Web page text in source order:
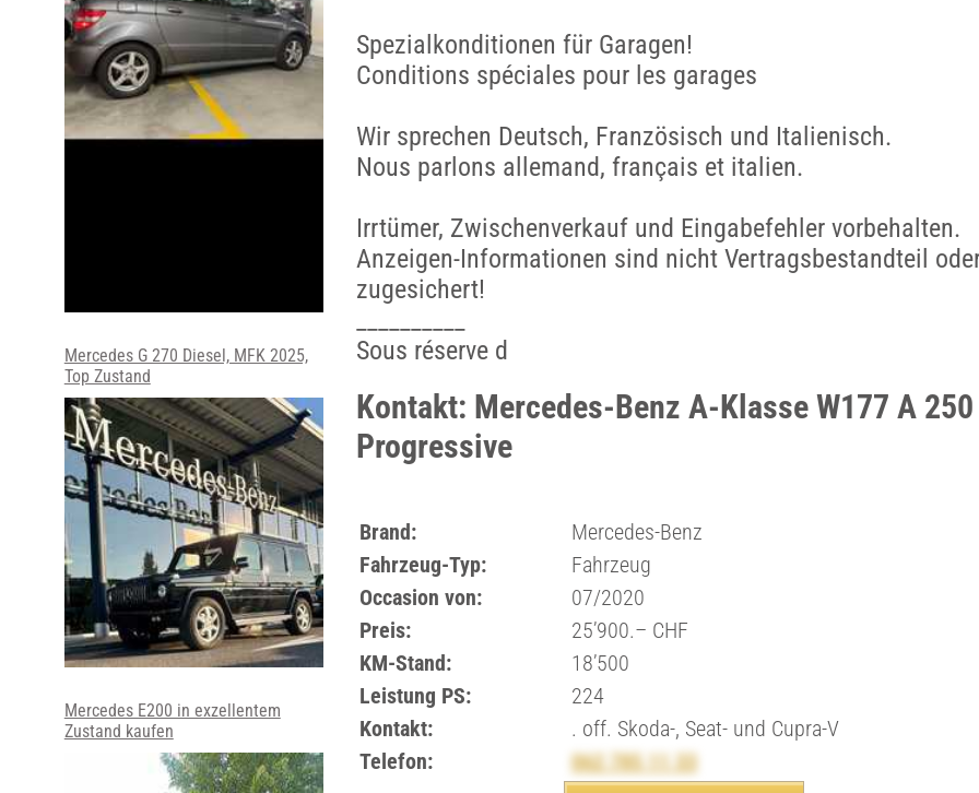
Spezialkonditionen für Garagen!
Conditions spéciales pour les garages
Wir sprechen Deutsch, Französisch und Italienisch.
Nous parlons allemand, français et italien.
Irrtümer, Zwischenverkauf und Eingabefehler vorbehalten.
Anzeigen-Informationen sind nicht Vertragsbestandteil
zugesichert!
Sous réserve d
Kontakt: Mercedes-Benz A-Klasse W177 A 250
Progressive
Brand:
Mercedes-Benz
Fahrzeug-Typ:
Fahrzeug
Occasion von:
07/2020
Preis:
25’900.– CHF
KM-Stand:
18’500
Leistung PS:
224
Kontakt:
. off. Skoda-, Seat- und Cupra-V
Telefon:
062 785 11 33
Mercedes G 270 Diesel, MFK 2025,
Top Zustand
Mercedes E200 in exzellentem
Zustand kaufen